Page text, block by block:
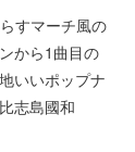
すマーチ風の
から1曲目の
いいポップナ
志島國和